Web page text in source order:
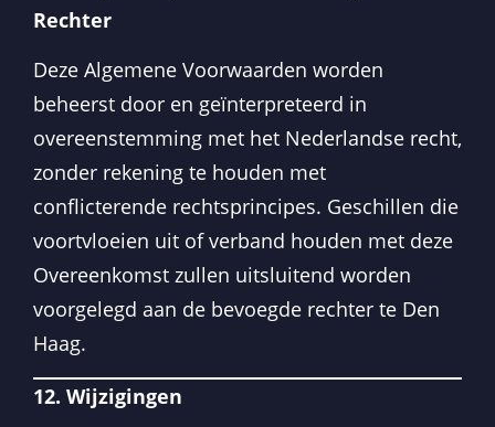
Rechter
Deze Algemene Voorwaarden worden
beheerst door en geïnterpreteerd in
overeenstemming met het Nederlandse recht,
zonder rekening te houden met
conflicterende rechtsprincipes. Geschillen die
voortvloeien uit of verband houden met deze
Overeenkomst zullen uitsluitend worden
voorgelegd aan de bevoegde rechter te Den
Haag.
12. Wijzigingen